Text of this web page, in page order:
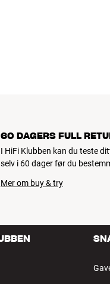
60 DAGERS FULL
I HiFi Klubben kan du teste
selv i 60 dager før du
Mer om buy & try